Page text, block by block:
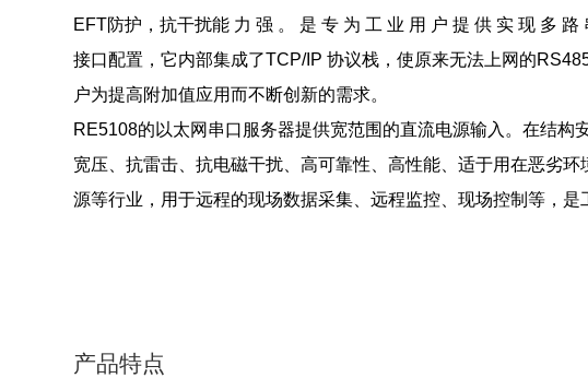
EFT防护，抗干扰能 力 强 。 是 专 为 工 业 用 户 提 供 实 现 多
接口配置，它内部集成了TCP/IP 协议栈，使原来无法 上网的
户为提高附加值应用而不断创新的需求。
RE5108的以太网串口服务器提供宽范围的直流电源输入。在结构
宽压、抗雷击、抗电磁干扰、高可靠性、高性能、适于用在恶劣
源等行业，用于远程的现场数据采集、远程监控、现场控制等，是
产品特点